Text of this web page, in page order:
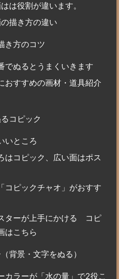
は役割が違います。
描き方の違い
き方のコツ
でぬるとうまくいきます
おすすめの画材・道具紹介
コピック
いところ
はコピック、広い面はポス
コピックチャオ」がおすす
ターが上手にかける コピ
はこちら
背景・文字をぬる）
カラーが「水の量」で2役こ